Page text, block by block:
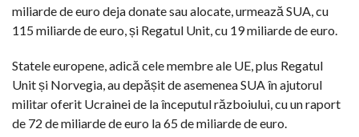
miliarde de euro deja donate sau alocate, urmează SUA, cu
115 miliarde de euro, și Regatul Unit, cu 19 miliarde de euro.
Statele europene, adică cele membre ale UE, plus Regatul
Unit și Norvegia, au depășit de asemenea SUA în ajutorul
militar oferit Ucrainei de la începutul războiului, cu un raport
de 72 de miliarde de euro la 65 de miliarde de euro.